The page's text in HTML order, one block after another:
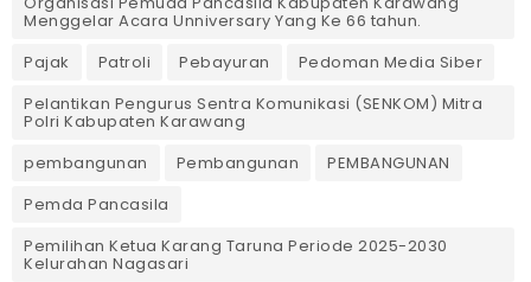
Menggelar Acara Unniversary Yang Ke 66 tahun.
Pajak
Patroli Pebayuran
Pedoman Media Siber
Pelantikan Pengurus Sentra Komunikasi (SENKOM) Mitra
Polri Kabupaten Karawang
pembangunan
Pembangunan
PEMBANGUNAN
Pemda Pancasila
Pemilihan Ketua Karang Taruna Periode 2025-2030
Kelurahan Nagasari